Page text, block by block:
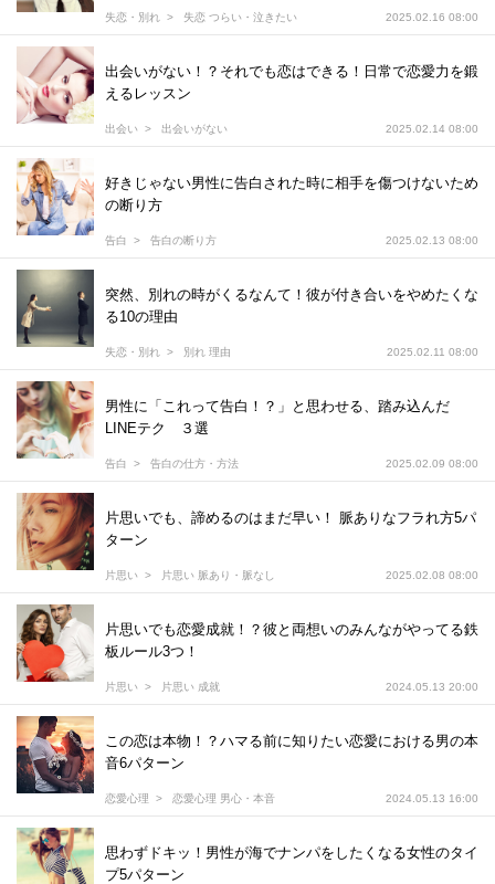
失恋・別れ 失恋 つらい・泣きたい 2025.02.16 08:00
出会いがない！？それでも恋はできる！日常で恋愛力を鍛
えるレッスン
出会い 出会いがない 2025.02.14 08:00
好きじゃない男性に告白された時に相手を傷つけないため
の断り方
告白 告白の断り方 2025.02.13 08:00
突然、別れの時がくるなんて！彼が付き合いをやめたくな
る10の理由
失恋・別れ 別れ 理由 2025.02.11 08:00
男性に「これって告白！？」と思わせる、踏み込んだ
LINEテク ３選
告白 告白の仕方・方法 2025.02.09 08:00
片思いでも、諦めるのはまだ早い！ 脈ありなフラれ方5パ
ターン
片思い 片思い 脈あり・脈なし 2025.02.08 08:00
片思いでも恋愛成就！？彼と両想いのみんながやってる鉄
板ルール3つ！
片思い 片思い 成就 2024.05.13 20:00
この恋は本物！？ハマる前に知りたい恋愛における男の本
音6パターン
恋愛心理 恋愛心理 男心・本音 2024.05.13 16:00
思わずドキッ！男性が海でナンパをしたくなる女性のタイ
プ5パターン